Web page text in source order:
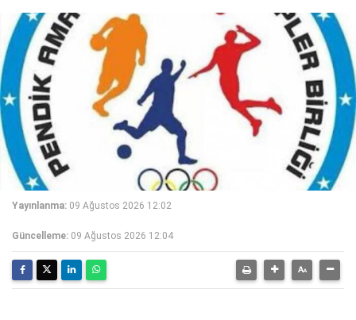
Yayınlanma: 09 Ağustos 2026 12:02
Güncelleme: 09 Ağustos 2026 12:04